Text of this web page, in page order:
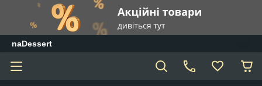
naDessert